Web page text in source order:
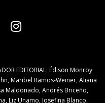
EDITORIAL: Édison Monroy
Maribel Ramos-Weiner, Aliana
Maldonado, Andrés Briceño,
Liz Unamo, Josefina Blanco,